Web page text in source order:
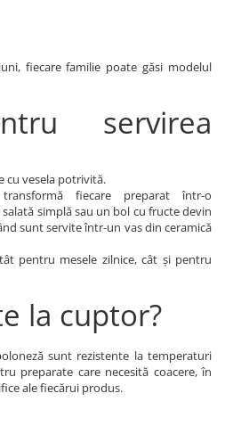
fiecare familie poate găsi modelul
servirea
cu vesela potrivită.
fiecare preparat într-o
simplă sau un bol cu fructe devin
sunt servite într-un vas din ceramică
pentru mesele zilnice, cât și pentru
la cuptor?
sunt rezistente la temperaturi
preparate care necesită coacere, în
ale fiecărui produs.